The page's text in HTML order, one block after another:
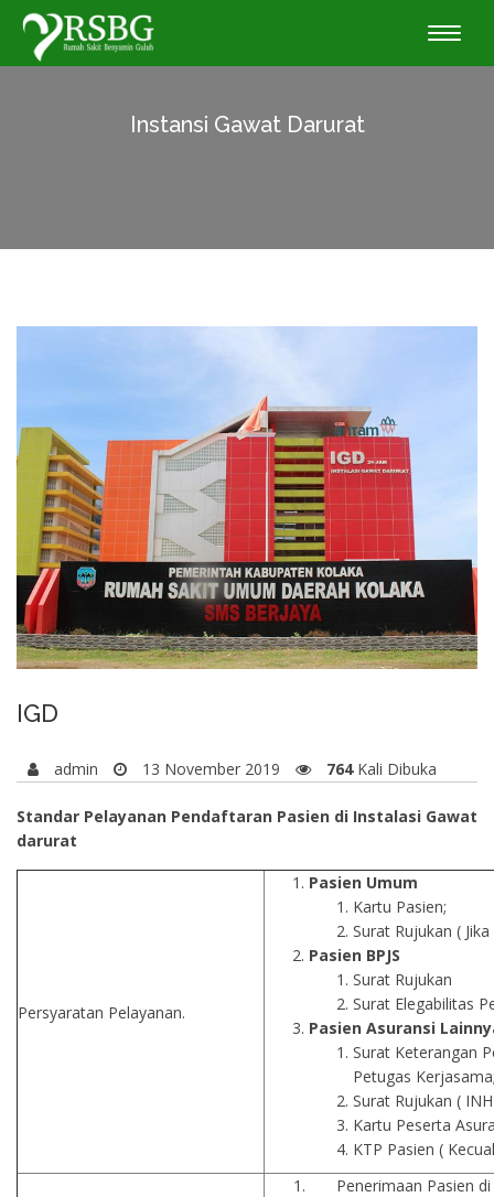
Toggle
Instansi Gawat Darurat
IGD
admin 13 November 2019 764Kali Dibuka
Standar Pelayanan Pendaftaran Pasien di Instalasi Gawat
darurat
Persyaratan Pelayanan.
Pasien Umum
Kartu Pasien;
Surat Rujukan (
Pasien BPJS
Surat Rujukan
Surat Elegabilitas
Pasien Asuransi
Surat Keterangan
Petugas
Surat Rujukan (
Kartu Peserta
KTP Pasien (
1. Penerimaan Pasien di